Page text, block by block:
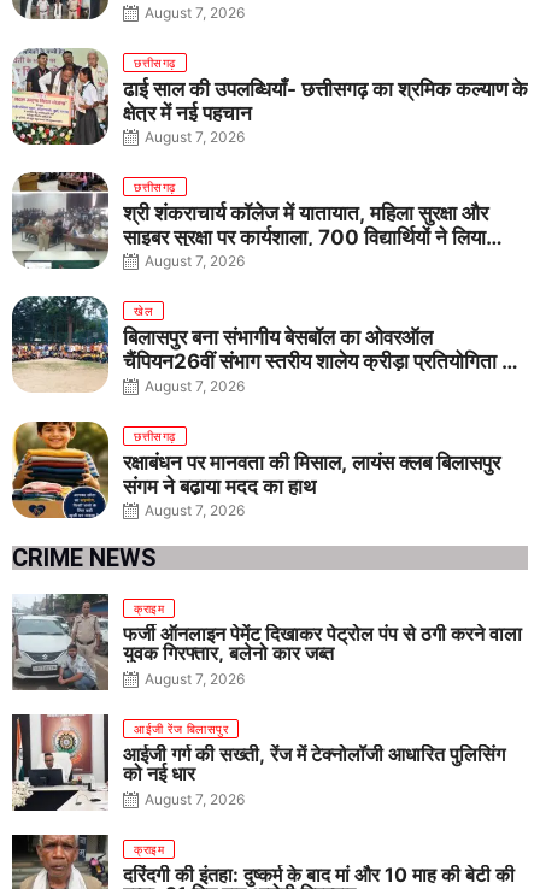
August 7, 2026
छत्तीसगढ़
ढाई साल की उपलब्धियाँ- छत्तीसगढ़ का श्रमिक कल्याण के
क्षेत्र में नई पहचान
August 7, 2026
छत्तीसगढ़
श्री शंकराचार्य कॉलेज में यातायात, महिला सुरक्षा और
साइबर सुरक्षा पर कार्यशाला, 700 विद्यार्थियों ने लिया
जागरूकता का संकल्प
August 7, 2026
खेल
बिलासपुर बना संभागीय बेसबॉल का ओवरऑल
चैंपियन26वीं संभाग स्तरीय शालेय क्रीड़ा प्रतियोगिता में
तीनों आयु वर्गों में शानदार प्रदर्शन
August 7, 2026
छत्तीसगढ़
रक्षाबंधन पर मानवता की मिसाल, लायंस क्लब बिलासपुर
संगम ने बढ़ाया मदद का हाथ
August 7, 2026
CRIME NEWS
क्राइम
फर्जी ऑनलाइन पेमेंट दिखाकर पेट्रोल पंप से ठगी करने वाला
युवक गिरफ्तार, बलेनो कार जब्त
August 7, 2026
आईजी रेंज बिलासपुर
आईजी गर्ग की सख्ती, रेंज में टेक्नोलॉजी आधारित पुलिसिंग
को नई धार
August 7, 2026
क्राइम
दरिंदगी की इंतहा: दुष्कर्म के बाद मां और 10 माह की बेटी की